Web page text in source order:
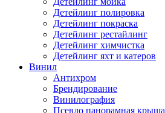
Детейлинг полировка
Детейлинг покраска
Детейлинг рестайлинг
Детейлинг химчистка
Детейлинг яхт и катеров
Винил
Антихром
Брендирование
Винилография
Псевдо панорамная крыша